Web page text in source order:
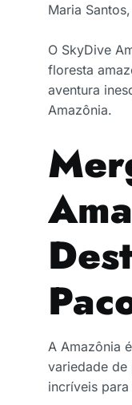
Maria
O SkyDive
floresta
aventura
Amazônia.
A Amazônia
variedade de
incríveis